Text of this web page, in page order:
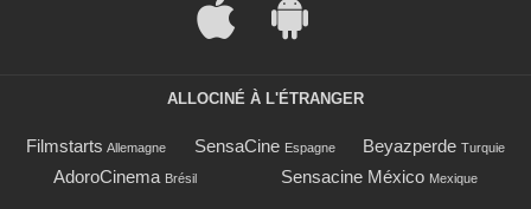
ALLOCINÉ À L'ÉTRANGER
Filmstarts Allemagne SensaCine Espagne Beyazperde Turquie
AdoroCinema Brésil Sensacine México Mexique